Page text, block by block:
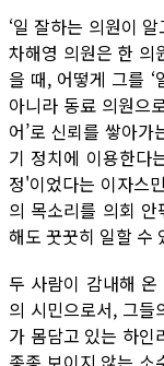
‘일 잘하는 의원이
차해영 의원은 한 의
을 때, 어떻게 그를
아니라 동료 의원으
어’로 신뢰를 쌓아
기 정치에 이용한다
정'이었다는 이자스
의 목소리를 의회
해도 꿋꿋히 일할 수
두 사람이 감내해
의 시민으로서, 그들
가 몸담고 있는 하인